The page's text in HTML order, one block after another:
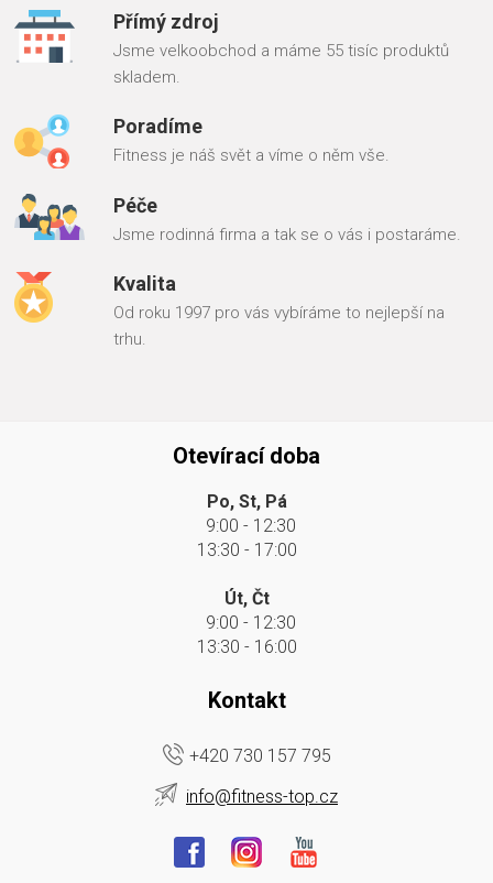
Přímý zdroj
Jsme velkoobchod a máme 55 tisíc produktů
skladem.
Poradíme
Fitness je náš svět a víme o něm vše.
Péče
Jsme rodinná firma a tak se o vás i postaráme.
Kvalita
Od roku 1997 pro vás vybíráme to nejlepší na
trhu.
Otevírací doba
Po, St, Pá
9:00 - 12:30
13:30 - 17:00
Út, Čt
9:00 - 12:30
13:30 - 16:00
Kontakt
+420 730 157 795
info@fitness-top.cz